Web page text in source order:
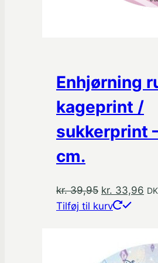
Enhjørning
kageprint /
sukkerprint
cm.
kr.39,95 Den
oprindelige
kr. 39,95.
kr. 33,96
Tilføj til kurv